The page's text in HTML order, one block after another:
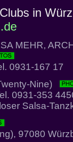
in
MEHR,
0931-167 17
Nine)
0931-353
Salsa-
97080